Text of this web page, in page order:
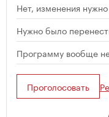
Нет, изменения
Нужно было
Программу вообще
Проголосовать